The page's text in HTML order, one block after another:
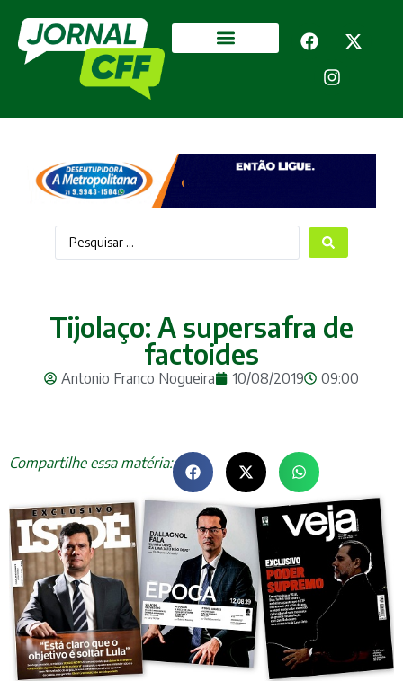
Tijolaço: A supersafra de
factoides
Antonio Franco Nogueira 10/08/2019 09:00
Compartilhe essa matéria: